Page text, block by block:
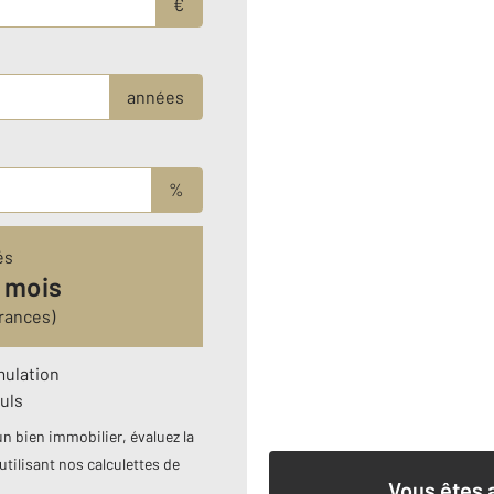
années
%
bien immobilier, évaluez la
nos calculettes de